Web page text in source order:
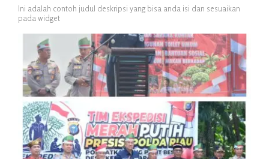
Ini adalah contoh judul deskripsi yang bisa anda isi dan sesuaikan
pada widget